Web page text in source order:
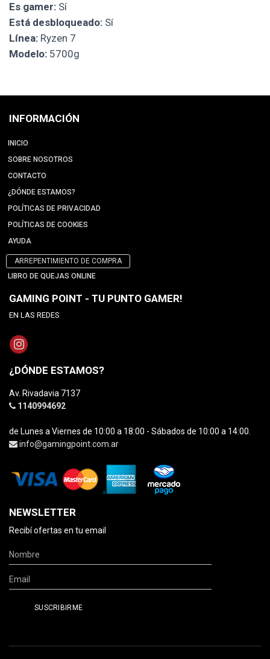
Es gamer: Sí
Está desbloqueado: Sí
Línea: Ryzen 7
Modelo: 5700g
INFORMACIÓN
INICIO
SOBRE NOSOTROS
CONTACTO
¿DÓNDE ESTAMOS?
POLÍTICAS DE PRIVACIDAD
POLÍTICAS DE COOKIES
AYUDA
ARREPENTIMIENTO DE COMPRA
LIBRO DE QUEJAS ONLINE
GAMING POINT - TU PUNTO GAMER!
EN LAS REDES
¿DÓNDE ESTAMOS?
Av. Rivadavia 7137
1140994692
de Lunes a Viernes de 10:00 a 18:00 - Sábados de 10:00 a 14:00.
info@gamingpoint.com.ar
NEWSLETTER
Recibí ofertas en tu email